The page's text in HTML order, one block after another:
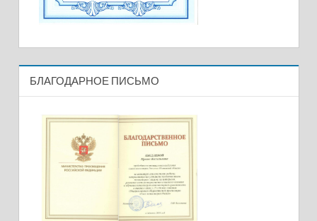
БЛАГОДАРНОЕ ПИСЬМО